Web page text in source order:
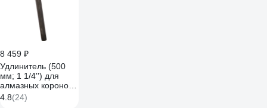
8 459 ₽
Удлинитель (500
мм; 1 1/4'') для
алмазных коронок
Keos EX14.500
4.8(24)